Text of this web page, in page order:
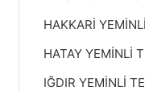
HAKKARİ
HATAY YEMİNLİ
IĞDIR YEMİNLİ